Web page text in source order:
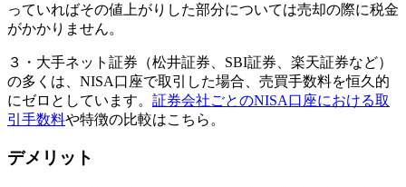
っていればその値上がりした部分については売却の際に税金
がかかりません。
３・大手ネット証券（松井証券、SBI証券、楽天証券など）
の多くは、NISA口座で取引した場合、売買手数料を恒久的
にゼロとしています。 証券会社ごとのNISA口座における取
引手数料や特徴の比較はこちら。
デメリット